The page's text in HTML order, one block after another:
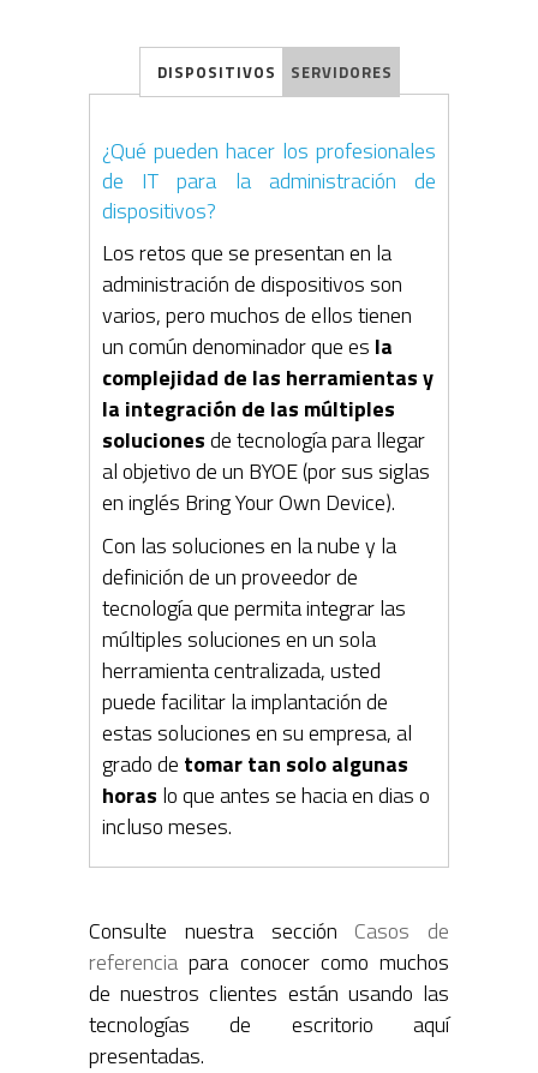
DISPOSITIVOS SERVIDORES
¿Qué pueden hacer los profesionales
de IT para la administración de
dispositivos?
Los retos que se presentan en la
administración de dispositivos son
varios, pero muchos de ellos tienen
un común denominador que es la
complejidad de las herramientas y
la integración de las múltiples
solucionesde tecnología para llegar
al objetivo de un BYOE (por sus siglas
en inglés Bring Your Own Device).
Con las soluciones en la nube y la
definición de un proveedor de
tecnología que permita integrar las
múltiples soluciones en un sola
herramienta centralizada, usted
puede facilitar la implantación de
estas soluciones en su empresa, al
grado de tomar tan solo algunas
horas lo que antes se hacia en dias o
incluso meses.
Consulte nuestra sección Casos de
referencia para conocer como muchos
de nuestros clientes están usando las
tecnologías de escritorio aquí
presentadas.